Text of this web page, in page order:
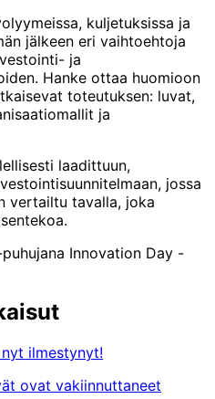
kuljetuksissa ja
jälkeen eri vaihtoehtoja
ja
Hanke ottaa huomioon
toteutuksen: luvat,
ja
laadittuun,
jossa
vertailtu tavalla, joka
Innovation Day -
nyt ilmestynyt!
ovat vakiinnuttaneet